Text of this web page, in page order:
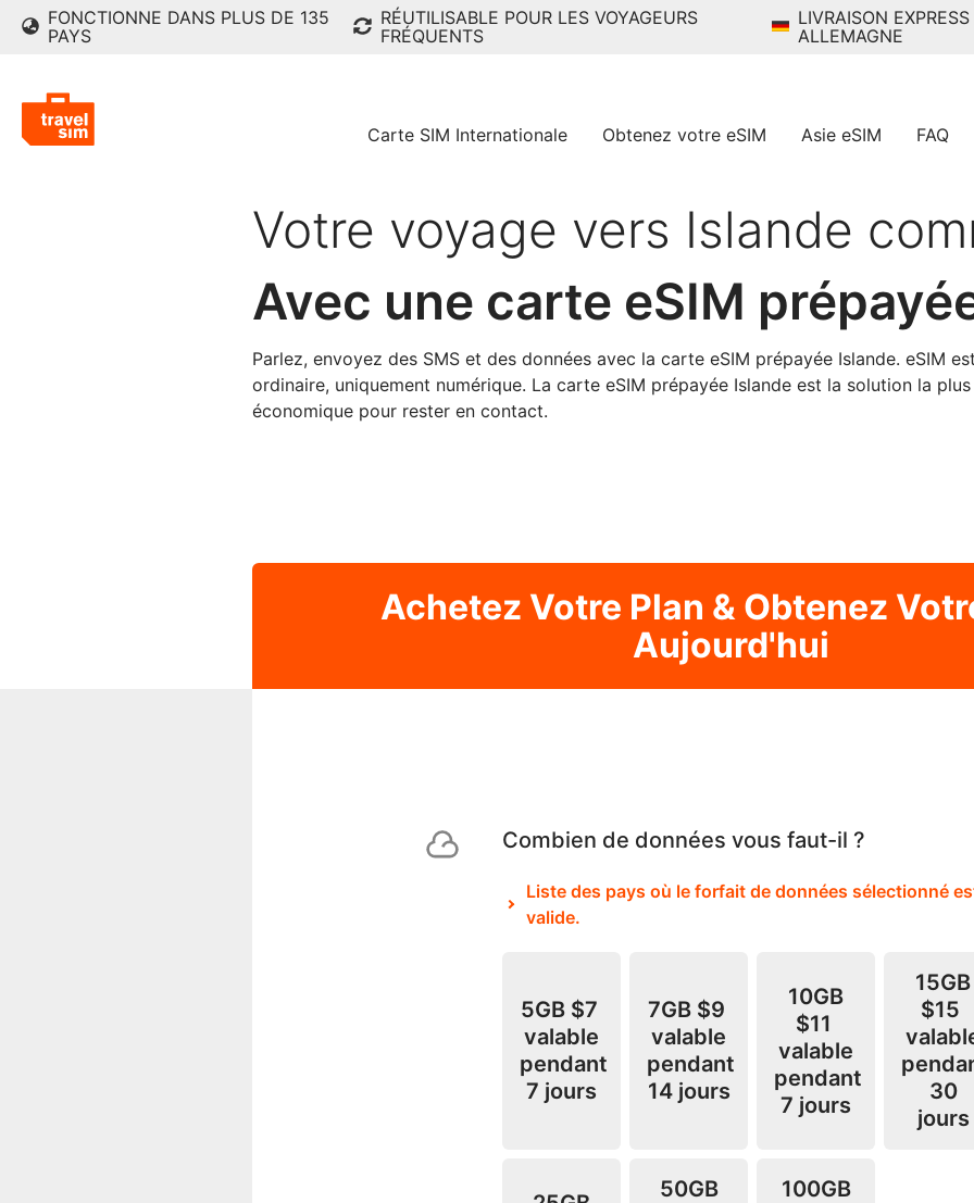
FONCTIONNE DANS PLUS DE 135
PAYS
RÉUTILISABLE POUR LES VOYAGEURS
FRÉQUENTS
LIVRAISON
ALLEMAGNE
Carte SIM Internationale Obtenez votre eSIM Asie eSIM FAQ
Votre voyage vers Islande
Avec une carte eSIM
Parlez, envoyez des SMS et des données avec la carte eSIM prépayée Islande. eSIM
ordinaire, uniquement numérique. La carte eSIM prépayée Islande est la solution la
économique pour rester en contact.
Achetez Votre Plan & Obtenez
Aujourd'hui
Combien de données vous faut-il ?
Liste des pays où le forfait de données sélectionné
valide.
5GB $7
valable
pendant
7 jours
7GB $9
valable
pendant
14 jours
10GB
$11
valable
pendant
7 jours
15GB
$15
30
jours
50GB
100GB